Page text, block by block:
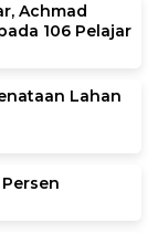
Achmad
106 Pelajar
Lahan